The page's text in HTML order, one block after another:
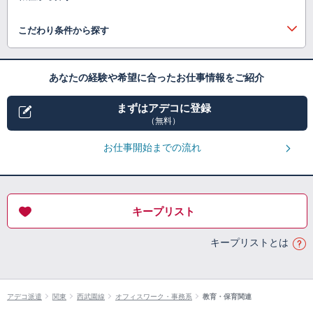
こだわり条件から探す
あなたの経験や希望に合ったお仕事情報をご紹介
まずはアデコに登録
（無料）
お仕事開始までの流れ
キープリスト
キープリストとは
アデコ派遣 関東 西武園線 オフィスワーク・事務系 教育・保育関連